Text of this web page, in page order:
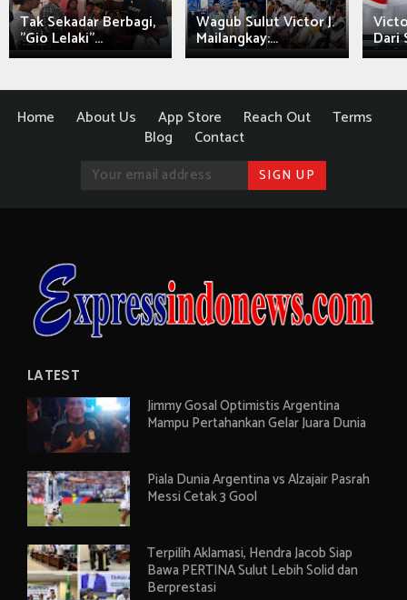
Tak Sekadar Berbagi,
"Gio Lelaki"...
Wagub Sulut Victor J.
Mailangkay:... Dari
Home About Us App Store Reach Out
Terms
Blog
Contact
LATEST
Jimmy Gosal Optimistis Argentina
Mampu Pertahankan Gelar Juara Dunia
Piala Dunia Argentina vs Alzajair Pasrah
Messi Cetak 3 Gool
Terpilih Aklamasi, Hendra Jacob Siap
Bawa PERTINA Sulut Lebih Solid dan
Berprestasi